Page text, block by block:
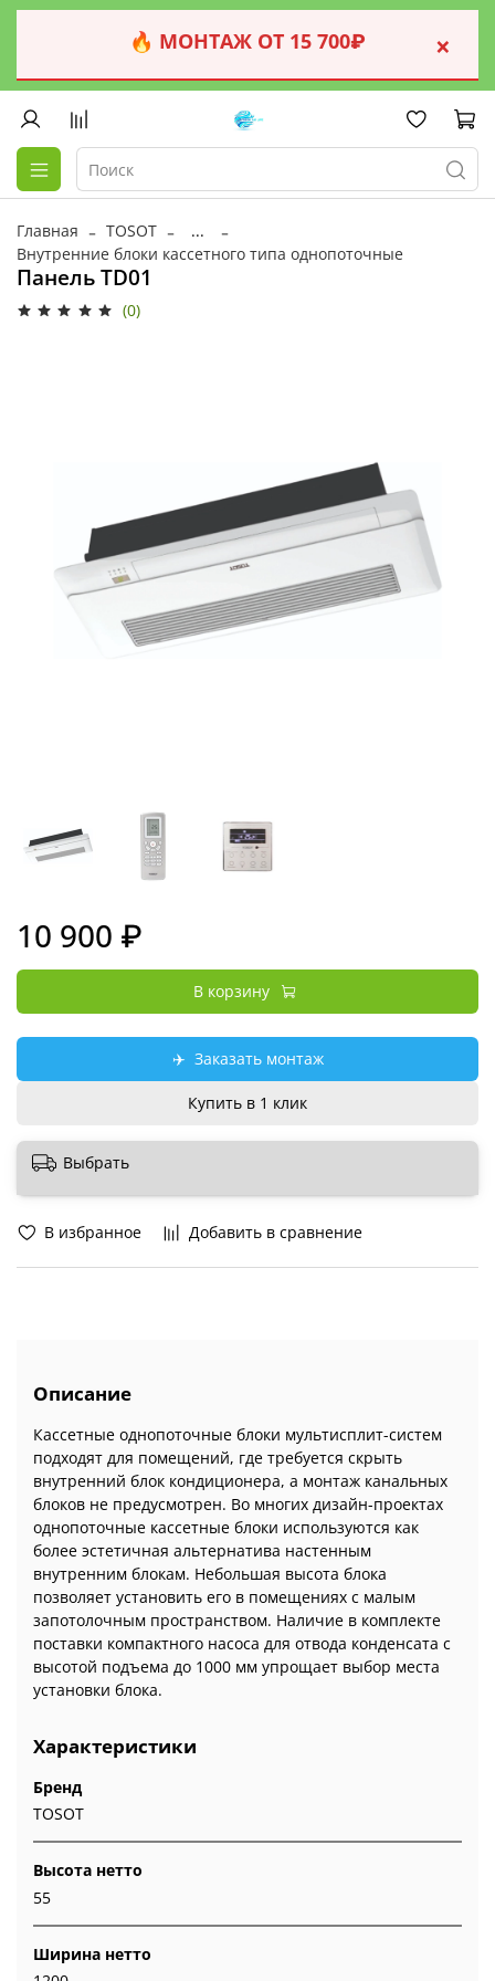
🔥 МОНТАЖ ОТ 15 700₽ ×
Главная TOSOT
...
Внутренние блоки кассетного типа однопоточные
Панель TD01
(0)
В избранное Добавить в сравнение
10 900 ₽
В корзину
✈️ Заказать монтаж
Купить в 1 клик
Выбрать
Описание
Кассетные однопоточные блоки мультисплит-систем
подходят для помещений, где требуется скрыть
внутренний блок кондиционера, а монтаж канальных
блоков не предусмотрен. Во многих дизайн-проектах
однопоточные кассетные блоки используются как
более эстетичная альтернатива настенным
внутренним блокам. Небольшая высота блока
позволяет установить его в помещениях с малым
запотолочным пространством. Наличие в комплекте
поставки компактного насоса для отвода конденсата с
высотой подъема до 1000 мм упрощает выбор места
установки блока.
Характеристики
Бренд
TOSOT
Высота нетто
55
Ширина нетто